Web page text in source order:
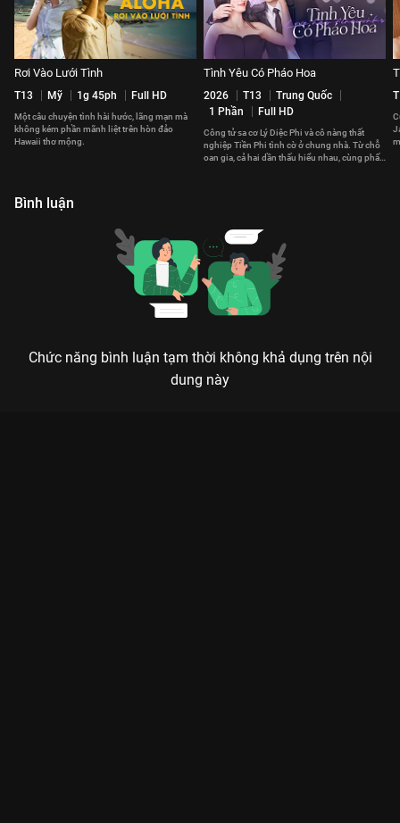
Rơi Vào Lưới Tình
T13 Mỹ 1g 45ph Full HD
Một câu chuyện tình hài hước, lãng mạn mà
không kém phần mãnh liệt trên hòn đảo
Hawaii thơ mộng.
Tình Yêu Có Pháo Hoa
2026 T13
Trung Quốc
1 Phần
Full HD
Công tử sa cơ Lý Diệc Phi và cô nàng thất
nghiệp Tiền Phi tình cờ ở chung nhà. Từ chỗ
oan gia, cả hai dần thấu hiểu nhau, cùng phấn
Bình luận
Chức năng bình luận tạm thời không khả dụng trên nội
dung này